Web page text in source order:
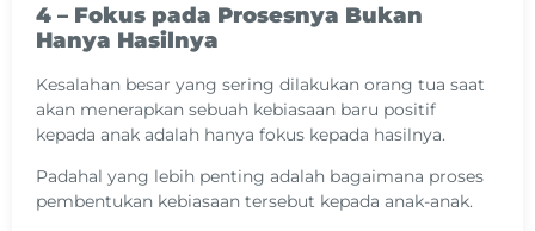
4 – Fokus pada Prosesnya Bukan
Hanya Hasilnya
Kesalahan besar yang sering dilakukan orang tua saat
akan menerapkan sebuah kebiasaan baru positif
kepada anak adalah hanya fokus kepada hasilnya.
Padahal yang lebih penting adalah bagaimana proses
pembentukan kebiasaan tersebut kepada anak-anak.